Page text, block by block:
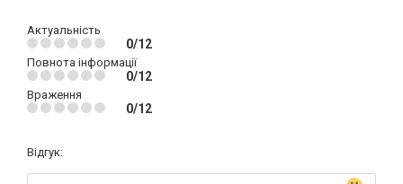
Актуальність
0/12
Повнота інформації
0/12
Враження
0/12
Відгук: